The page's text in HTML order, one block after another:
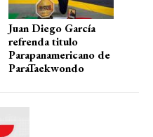
Juan Diego García
refrenda titulo
Parapanamericano de
ParaTaekwondo